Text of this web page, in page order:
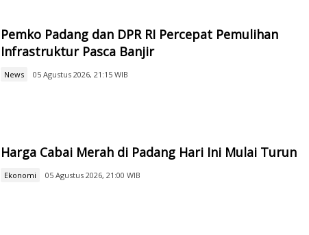
Pemko Padang dan DPR RI Percepat Pemulihan
Infrastruktur Pasca Banjir
News 05 Agustus 2026, 21:15 WIB
Harga Cabai Merah di Padang Hari Ini Mulai Turun
Ekonomi 05 Agustus 2026, 21:00 WIB